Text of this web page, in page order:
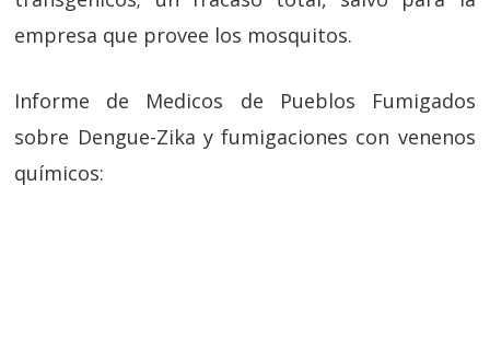
empresa que provee los mosquitos.
Informe de Medicos de Pueblos Fumigados
sobre Dengue-Zika y fumigaciones con venenos
químicos: